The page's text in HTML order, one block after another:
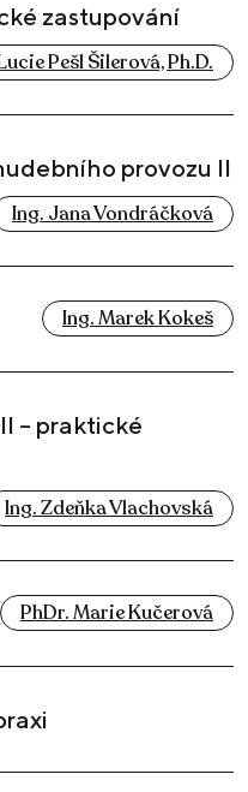
zastupování
Pešl Šilerová, Ph.D.
provozu II
Ing. Jana Vondráčková
Ing. Marek Kokeš
– praktické
Ing. Zdeňka Vlachovská
PhDr. Marie Kučerová